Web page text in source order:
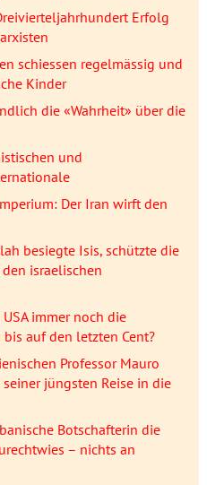
Erfolg
schiessen regelmässig und
Kinder
die «Wahrheit» über die
und
Der Iran wirft den
besiegte Isis, schützte die
israelischen
immer noch die
auf den letzten Cent?
Professor Mauro
jüngsten Reise in die
Botschafterin die
– nichts an